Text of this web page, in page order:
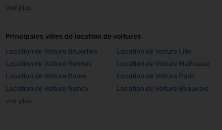
Voir plus
Principales villes de location de voitures
Location de Voiture Bruxelles
Location de Voiture Lille
Location de Voiture Rennes
Location de Voiture Mulhouse
Location de Voiture Rome
Location de Voiture Paris
Location de Voiture Nancy
Location de Voiture Beauvais
voir plus